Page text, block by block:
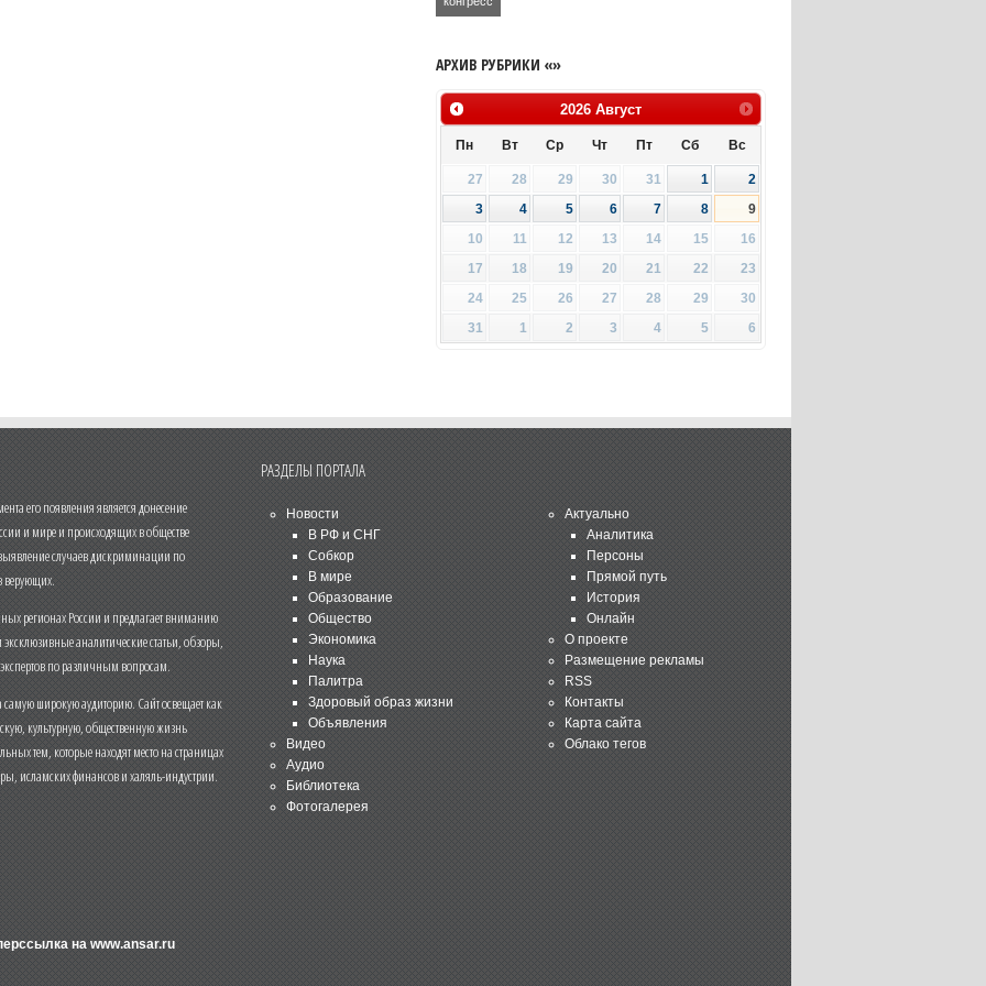
АРХИВ РУБРИКИ «»
2026 Август
Пн Вт Ср Чт Пт Сб Вс
27 28 29 30 31 1
2
3
4 5 6 7 8
9
10
11 12 13 14 15
16
17
18 19 20 21 22
23
24
25 26 27 28 29
30
31
1 2 3 4 5 6
его появления является донесение
и мире и происходящих в обществе
случаев дискриминации по
регионах России и предлагает вниманию
аналитические статьи, обзоры,
по различным вопросам.
широкую аудиторию. Сайт освещает как
культурную, общественную жизнь
тем, которые находят место на страницах
исламских финансов и халяль-индустрии.
на www.ansar.ru
РАЗДЕЛЫ ПОРТАЛА
Новости
В РФ и СНГ
Собкор
В мире
Образование
Общество
Экономика
Наука
Палитра
Здоровый образ жизни
Объявления
Видео
Аудио
Библиотека
Фотогалерея
Актуально
Аналитика
Персоны
Прямой путь
История
Онлайн
О проекте
Размещение рекламы
RSS
Контакты
Карта сайта
Облако тегов